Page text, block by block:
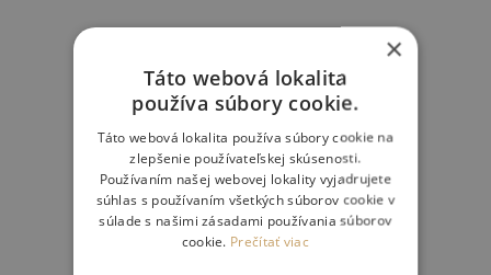
×
Táto webová lokalita
používa súbory cookie.
Táto webová lokalita používa súbory cookie na
zlepšenie používateľskej skúsenosti.
Používaním našej webovej lokality vyjadrujete
súhlas s používaním všetkých súborov cookie v
súlade s našimi zásadami používania súborov
cookie. Prečítať viac